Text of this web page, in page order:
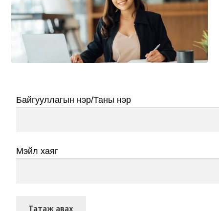
Санхүүгийн анхан шатны баримтуудын загвар
Сургалт
Түрээсийн гэрээ
Байгууллагын нэр/Таны нэр
Мэйл хаяг